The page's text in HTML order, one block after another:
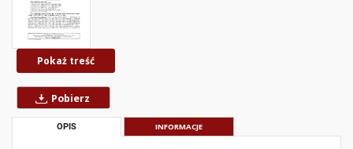
Pokaż treść
Pobierz
OPIS INFORMACJE